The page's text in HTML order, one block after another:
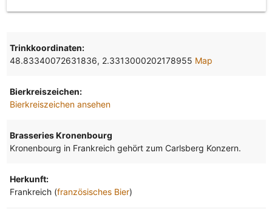
Trinkkoordinaten:
48.83340072631836, 2.3313000202178955 Map
Bierkreiszeichen:
Bierkreiszeichen ansehen
Brasseries Kronenbourg
Kronenbourg in Frankreich gehört zum Carlsberg Konzern.
Herkunft:
Frankreich (französisches Bier)